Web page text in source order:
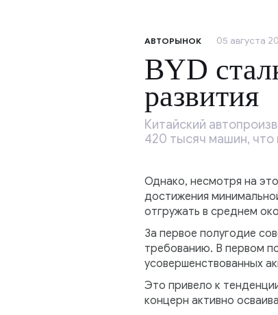
АВТОРЫНОК 05 августа
BYD
развития
Китайский
420 тысяч машин, что
Однако, несмотря на
достижения
отгружать в среднем
За первое полугодие
требованию. В первом
усовершенствованных
Это привело к
концерн активно